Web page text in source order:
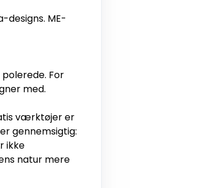
designs. ME-
For
med.
værktøjer er
gennemsigtig:
ikke
natur mere